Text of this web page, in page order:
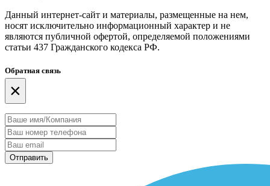
Данный интернет-сайт и материалы, размещенные на нем,
носят исключительно информационный характер и не
являются публичной офертой, определяемой положениями
статьи 437 Гражданского кодекса РФ.
Обратная связь
×
Отправить